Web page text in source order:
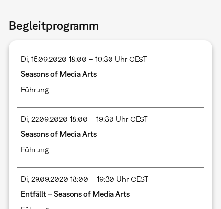
Begleitprogramm
Di, 15.09.2020 18:00 – 19:30 Uhr CEST
Seasons of Media Arts
Führung
Di, 22.09.2020 18:00 – 19:30 Uhr CEST
Seasons of Media Arts
Führung
Di, 29.09.2020 18:00 – 19:30 Uhr CEST
Entfällt – Seasons of Media Arts